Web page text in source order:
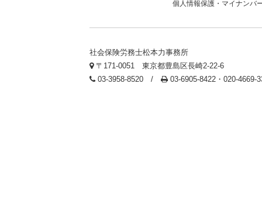
個人情報保護・マイナンバ
社会保険労務士松本力事務所
〒171-0051 東京都豊島区長崎2-22-6
03-3958-8520 /
03-6905-8422・020-4669-